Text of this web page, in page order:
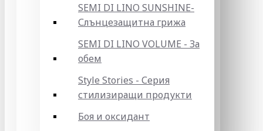
SEMI DI LINO SUNSHINE-
Слънцезащитна грижа
SEMI DI LINO VOLUME - За
обем
Style Stories - Серия
стилизиращи продукти
Боя и оксидант